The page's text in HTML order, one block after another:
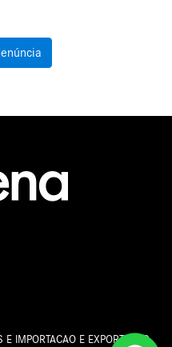
IMPORTACAO E EXPORTACAO